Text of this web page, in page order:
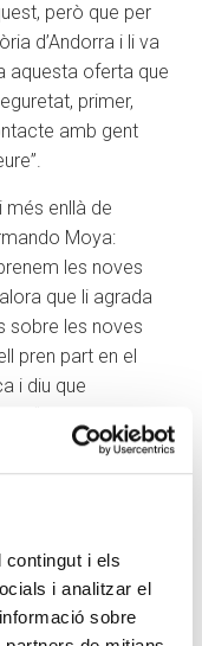
contingut i els
i analitzar el
sobre
però que per
d’Andorra i li va
aquesta oferta que
primer,
amb gent
més enllà de
Moya:
les noves
que li agrada
sobre les noves
pren part en el
i diu que
també repeteix
pandèmia.
evident que una
molt
de L’espai, que
els grups que es
formacions i